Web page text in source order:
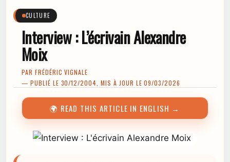
CULTURE
Interview : L’écrivain Alexandre
Moix
PAR FRÉDÉRIC VIGNALE
— PUBLIÉ LE 30/12/2004, MIS À JOUR LE 09/03/2026
🌍 READ THIS ARTICLE IN ENGLISH →